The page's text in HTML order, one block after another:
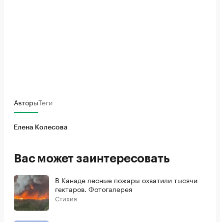
АвторыТеги
Елена Колесова
Вас может заинтересовать
В Канаде лесные пожары охватили тысячи
гектаров. Фотогалерея
Стихия